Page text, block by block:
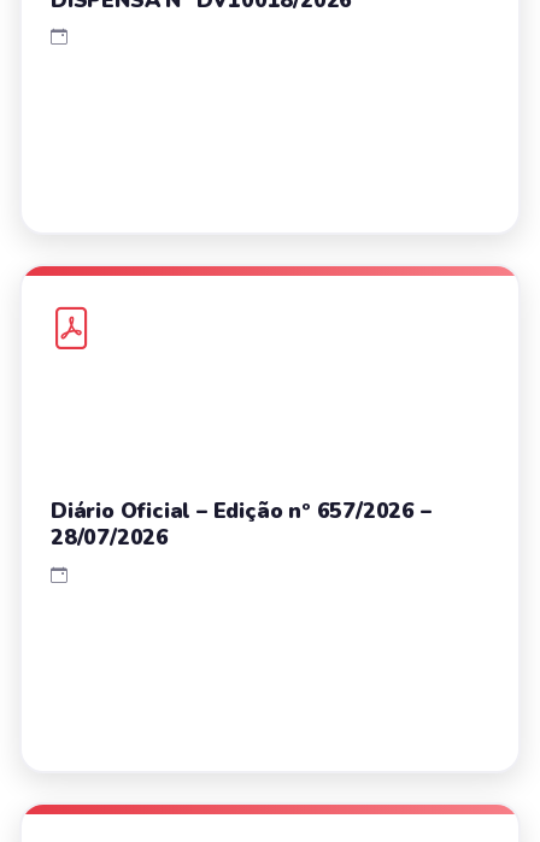
Diário Oficial – Edição nº 657/2026 –
28/07/2026